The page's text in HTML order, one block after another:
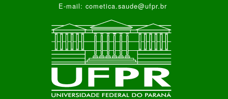
E-mail: cometica.saude@ufpr.br